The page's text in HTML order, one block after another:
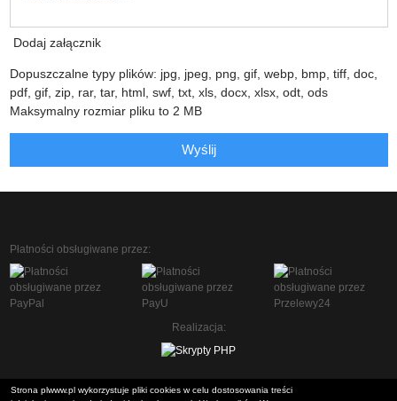
Dodaj załącznik
Dopuszczalne typy plików: jpg, jpeg, png, gif, webp, bmp, tiff, doc,
pdf, gif, zip, rar, tar, html, swf, txt, xls, docx, xlsx, odt, ods
Maksymalny rozmiar pliku to 2 MB
Wyślij
Płatności obsługiwane przez:
Realizacja:
Strona plwww.pl wykorzystuje pliki cookies w celu dostosowania treści